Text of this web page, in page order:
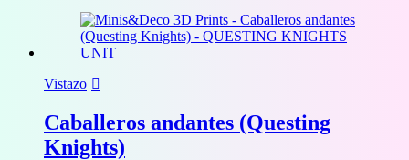
33,00 €
Vistazo
Caballeros andantes (Questing
Knights)